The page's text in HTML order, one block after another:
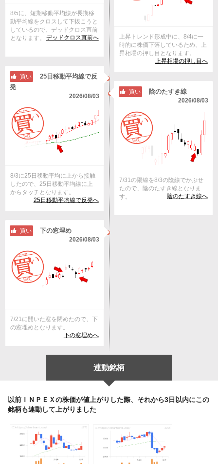
8/5に、短期移動平均線が長期移
動平均線をクロスして下抜こうと
しているので、デッドクロス直前
となります。
デッドクロス直前へ
上昇トレンド形成中に、8/4に一
時的に株価下落しているため、上
昇相場の押し目となります。
上昇相場の押し目へ
買い
25日移動平均線で反
発
2026/08/03
8/3に25日移動平均に上から接触
したので、25日移動平均線に上
からタッチとなります。
25日移動平均線で反発へ
買い 陰のたすき線
2026/08/03
7/31の陽線を8/3の陰線でかぶせ
たので、陰のたすき線となりま
す。
陰のたすき線へ
買い 下の窓埋め
2026/08/03
7/21に開いた窓を閉めたので、下
の窓埋めとなります。
下の窓埋めへ
連動銘柄
以前ＩＮＰＥＸの株価が値上がりした際、それから3日以内にこの
銘柄も連動して上がりました